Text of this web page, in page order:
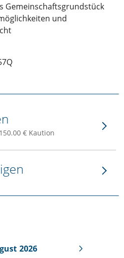
Gemeinschaftsgrundstück
und
€ Kaution
2026